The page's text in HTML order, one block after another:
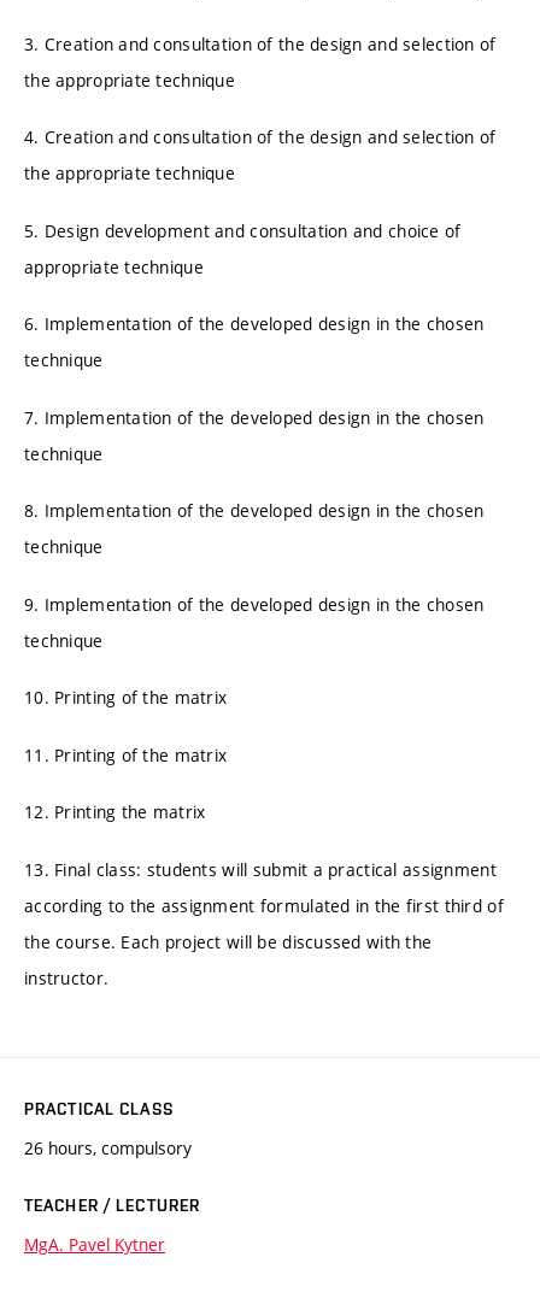
3. Creation and consultation of the design and selection of
the appropriate technique
4. Creation and consultation of the design and selection of
the appropriate technique
5. Design development and consultation and choice of
appropriate technique
6. Implementation of the developed design in the chosen
technique
7. Implementation of the developed design in the chosen
technique
8. Implementation of the developed design in the chosen
technique
9. Implementation of the developed design in the chosen
technique
10. Printing of the matrix
11. Printing of the matrix
12. Printing the matrix
13. Final class: students will submit a practical assignment
according to the assignment formulated in the first third of
the course. Each project will be discussed with the
instructor.
PRACTICAL CLASS
26 hours, compulsory
TEACHER / LECTURER
MgA. Pavel Kytner